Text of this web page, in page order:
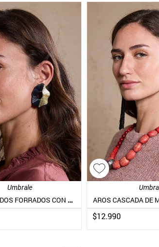
Umbrale
AROS DORADOS FORRADOS CON RAFFIA
AROS CASCADA DE
$12.990